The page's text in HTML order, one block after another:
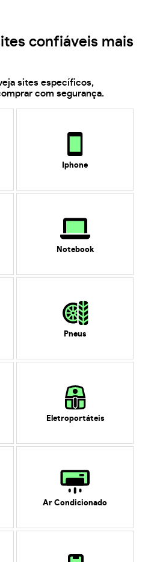
confiáveis mais
sites específicos,
com segurança.
Iphone
Notebook
Pneus
Eletroportáteis
Ar Condicionado